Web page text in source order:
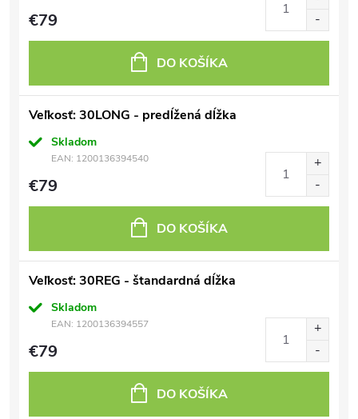
€79
DO KOŠÍKA
Veľkosť: 30LONG - predĺžená dĺžka
Skladom
EAN: 1200136394540
€79
DO KOŠÍKA
Veľkosť: 30REG - štandardná dĺžka
Skladom
EAN: 1200136394557
€79
DO KOŠÍKA